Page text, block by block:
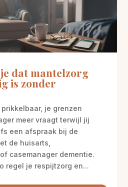
dat mantelzorg
is zonder
je grenzen
meer vraagt terwijl jij
een afspraak bij de
de huisarts,
casemanager dementie.
regel je respijtzorg en...